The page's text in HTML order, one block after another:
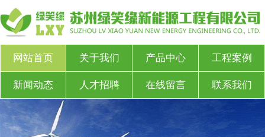
网站首页 关于我们 产品中心 工程案例
新闻动态 人才招聘 在线留言 联系我们